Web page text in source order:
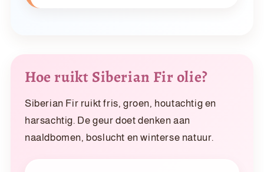
Hoe ruikt Siberian Fir olie?
Siberian Fir ruikt fris, groen, houtachtig en
harsachtig. De geur doet denken aan
naaldbomen, boslucht en winterse natuur.